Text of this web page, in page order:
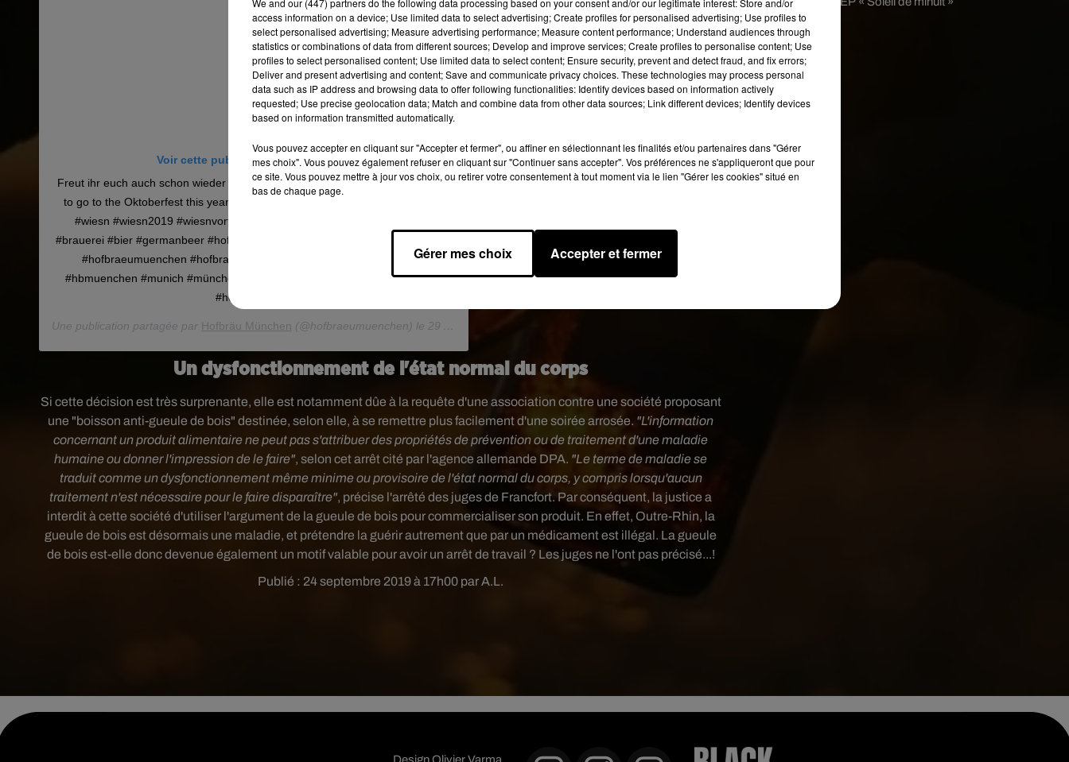
Publié : 24 septembre 2019 à 17h00 par A.L.
Voir cette publication sur Instagram
Freut ihr euch auch schon wieder so auf die Wiesn? �xÈ�xÈ Are you excited
to go to the Oktoberfest this year? �xÈ�xÈ #oktoberfest #oktoberfest2019
#wiesn #wiesn2019 #wiesnvorfreude #hofbraeufestzelt #beer #brewery
#brauerei #bier #germanbeer #hofbräu #hofbrau #hofbraeu #hofbräumünchen
#hofbraeumuenchen #hofbraumunchen #hofbraumunich #hbmunich
#hbmuenchen #munich #münchen #munchen #hofbräuhaus #hofbrauhaus
#hofbraeuhaus
Une publication partagée par Hofbräu München (@hofbraeumuenchen) le 29 Août 2019 à 7 :41 PDT
Un dysfonctionnement de l'état normal du corps
Si cette décision est très surprenante, elle est notamment dûe à la requête d'une association contre une société proposant
une "boisson anti-gueule de bois" destinée, selon elle, à se remettre plus facilement d'une soirée arrosée. "L'information
concernant un produit alimentaire ne peut pas s'attribuer des propriétés de prévention ou de traitement d'une maladie
humaine ou donner l'impression de le faire", selon cet arrêt cité par l'agence allemande DPA. "Le terme de maladie se
traduit comme un dysfonctionnement même minime ou provisoire de l'état normal du corps, y compris lorsqu'aucun
traitement n'est nécessaire pour le faire disparaître", précise l'arrêté des juges de Francfort. Par conséquent, la justice a
interdit à cette société d'utiliser l'argument de la gueule de bois pour commercialiser son produit. En effet, Outre-Rhin, la
gueule de bois est désormais une maladie, et prétendre la guérir autrement que par un médicament est illégal. La gueule
de bois est-elle donc devenue également un motif valable pour avoir un arrêt de travail ? Les juges ne l'ont pas précisé...!
access information on a device; Use limited data to select advertising; Create profiles for personalised advertising; Use profiles to
select personalised advertising; Measure advertising performance; Measure content performance; Understand audiences through
statistics or combinations of data from different sources; Develop and improve services; Create profiles to personalise content; Use
profiles to select personalised content; Use limited data to select content; Ensure security, prevent and detect fraud, and fix errors;
Deliver and present advertising and content; Save and communicate privacy choices. These technologies may process personal
data such as IP address and browsing data to offer following functionalities: Identify devices based on information actively
requested; Use precise geolocation data; Match and combine data from other data sources; Link different devices; Identify devices
based on information transmitted automatically.
Vous pouvez accepter en cliquant sur "Accepter et fermer", ou affiner en sélectionnant les finalités et/ou partenaires dans "Gérer
mes choix". Vous pouvez également refuser en cliquant sur "Continuer sans accepter". Vos préférences ne s'appliqueront que pour
ce site. Vous pouvez mettre à jour vos choix, ou retirer votre consentement à tout moment via le lien "Gérer les cookies" situé en
bas de chaque page.
Gérer mes choix Accepter et fermer